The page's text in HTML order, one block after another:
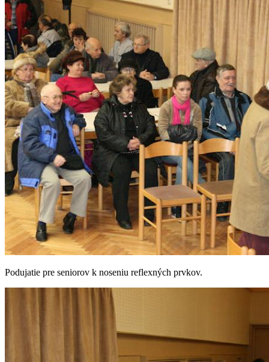
Podujatie pre seniorov k noseniu reflexných prvkov.